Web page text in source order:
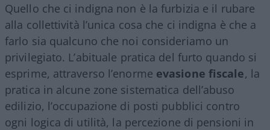
Quello che ci indigna non è la furbizia e il rubare
alla collettività l’unica cosa che ci indigna è che a
farlo sia qualcuno che noi consideriamo un
privilegiato. L’abituale pratica del furto quando si
esprime, attraverso l’enorme evasione fiscale, la
pratica in alcune zone sistematica dell’abuso
edilizio, l’occupazione di posti pubblici contro
ogni logica di utilità, la percezione di pensioni in